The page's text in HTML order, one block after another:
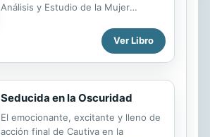
Análisis y Estudio de la Mujer
Ver Libro
Seducida en la Oscuridad
El emocionante, excitante y lleno de
acción final de Cautiva en la